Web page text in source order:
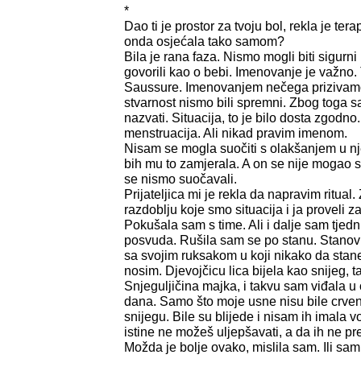
*
Dao ti je prostor za tvoju bol, rekla je
onda osjećala tako samom?
Bila je rana faza. Nismo mogli biti
govorili kao o bebi. Imenovanje je
Saussure. Imenovanjem nečega
stvarnost nismo bili spremni. Zbog toga
nazvati. Situacija, to je bilo dosta
menstruacija. Ali nikad pravim imenom.
Nisam se mogla suočiti s olakšanjem u
bih mu to zamjerala. A on se nije mogao
se nismo suočavali.
Prijateljica mi je rekla da napravim ritual.
razdoblju koje smo situacija i ja proveli
Pokušala sam s time. Ali i dalje sam
posvuda. Rušila sam se po stanu.
sa svojim ruksakom u koji nikako da
nosim. Djevojčicu lica bijela kao snijeg,
Snjeguljičina majka, i takvu sam viđala
dana. Samo što moje usne nisu bile
snijegu. Bile su blijede i nisam ih imala
istine ne možeš uljepšavati, a da ih ne
Možda je bolje ovako, mislila sam. Ili